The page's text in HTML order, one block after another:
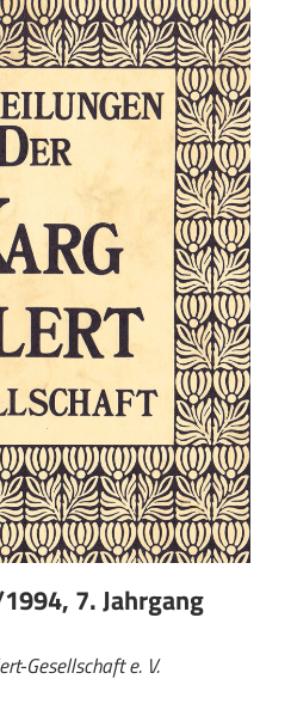
7. Jahrgang
Gesellschaft e. V.